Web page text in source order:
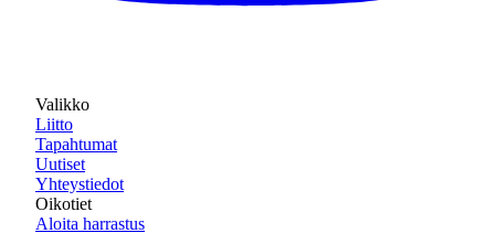
Valikko
Liitto
Tapahtumat
Uutiset
Yhteystiedot
Oikotiet
Aloita harrastus